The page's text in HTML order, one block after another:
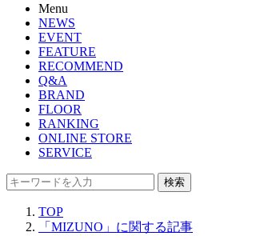
Menu
NEWS
EVENT
FEATURE
RECOMMEND
Q&A
BRAND
FLOOR
RANKING
ONLINE STORE
SERVICE
検索
TOP
「MIZUNO」に関する記事